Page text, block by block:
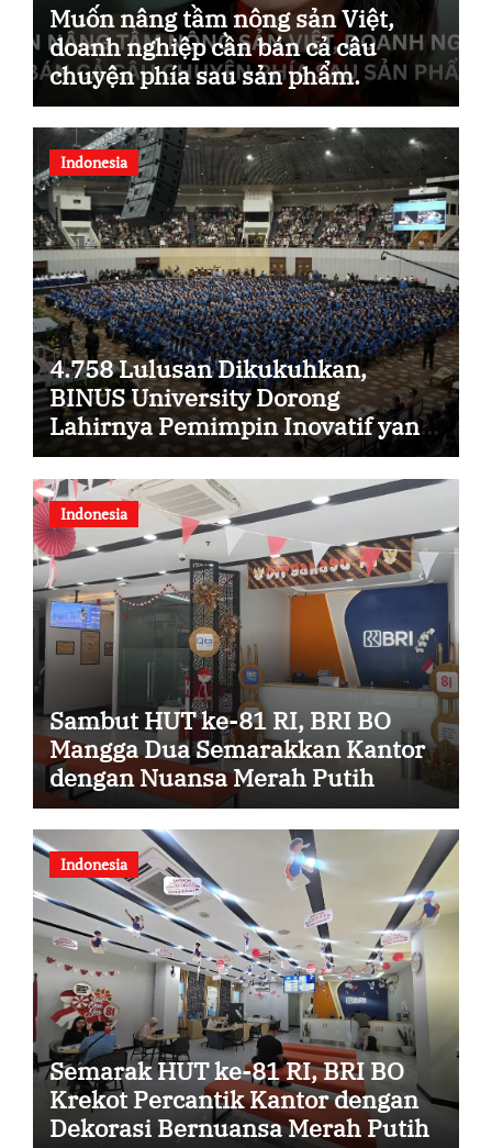
Muốn nâng tầm nông sản Việt,
doanh nghiệp cần bán cả câu
chuyện phía sau sản phẩm.
Indonesia
4.758 Lulusan Dikukuhkan,
BINUS University Dorong
Lahirnya Pemimpin Inovatif yang
Berdampak
Indonesia
Sambut HUT ke-81 RI, BRI BO
Mangga Dua Semarakkan Kantor
dengan Nuansa Merah Putih
Indonesia
Semarak HUT ke-81 RI, BRI BO
Krekot Percantik Kantor dengan
Dekorasi Bernuansa Merah Putih